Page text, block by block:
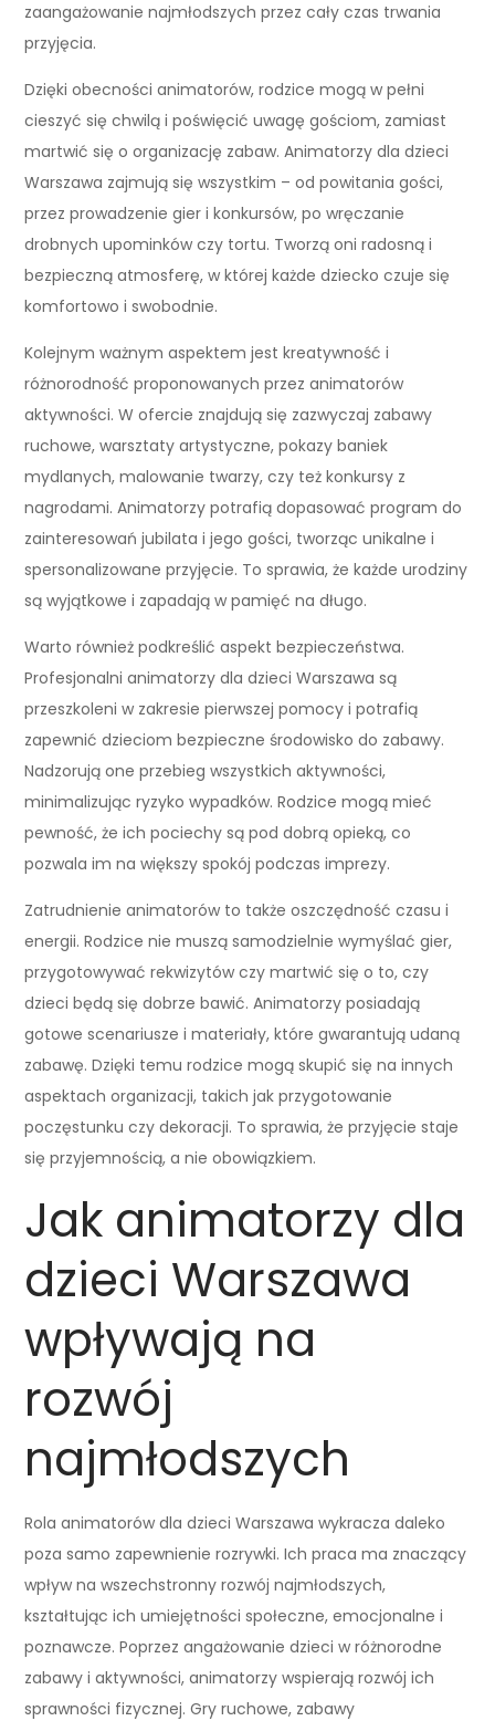
zaangażowanie najmłodszych przez cały czas trwania
przyjęcia.
Dzięki obecności animatorów, rodzice mogą w pełni
cieszyć się chwilą i poświęcić uwagę gościom, zamiast
martwić się o organizację zabaw. Animatorzy dla dzieci
Warszawa zajmują się wszystkim – od powitania gości,
przez prowadzenie gier i konkursów, po wręczanie
drobnych upominków czy tortu. Tworzą oni radosną i
bezpieczną atmosferę, w której każde dziecko czuje się
komfortowo i swobodnie.
Kolejnym ważnym aspektem jest kreatywność i
różnorodność proponowanych przez animatorów
aktywności. W ofercie znajdują się zazwyczaj zabawy
ruchowe, warsztaty artystyczne, pokazy baniek
mydlanych, malowanie twarzy, czy też konkursy z
nagrodami. Animatorzy potrafią dopasować program do
zainteresowań jubilata i jego gości, tworząc unikalne i
spersonalizowane przyjęcie. To sprawia, że każde urodziny
są wyjątkowe i zapadają w pamięć na długo.
Warto również podkreślić aspekt bezpieczeństwa.
Profesjonalni animatorzy dla dzieci Warszawa są
przeszkoleni w zakresie pierwszej pomocy i potrafią
zapewnić dzieciom bezpieczne środowisko do zabawy.
Nadzorują one przebieg wszystkich aktywności,
minimalizując ryzyko wypadków. Rodzice mogą mieć
pewność, że ich pociechy są pod dobrą opieką, co
pozwala im na większy spokój podczas imprezy.
Zatrudnienie animatorów to także oszczędność czasu i
energii. Rodzice nie muszą samodzielnie wymyślać gier,
przygotowywać rekwizytów czy martwić się o to, czy
dzieci będą się dobrze bawić. Animatorzy posiadają
gotowe scenariusze i materiały, które gwarantują udaną
zabawę. Dzięki temu rodzice mogą skupić się na innych
aspektach organizacji, takich jak przygotowanie
poczęstunku czy dekoracji. To sprawia, że przyjęcie staje
się przyjemnością, a nie obowiązkiem.
Jak animatorzy dla
dzieci Warszawa
wpływają na
rozwój
najmłodszych
Rola animatorów dla dzieci Warszawa wykracza daleko
poza samo zapewnienie rozrywki. Ich praca ma znaczący
wpływ na wszechstronny rozwój najmłodszych,
kształtując ich umiejętności społeczne, emocjonalne i
poznawcze. Poprzez angażowanie dzieci w różnorodne
zabawy i aktywności, animatorzy wspierają rozwój ich
sprawności fizycznej. Gry ruchowe, zabawy